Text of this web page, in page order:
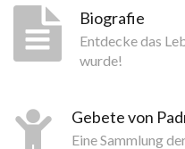
Biografie
Entdecke das
wurde!
Gebete von
Eine Sammlung